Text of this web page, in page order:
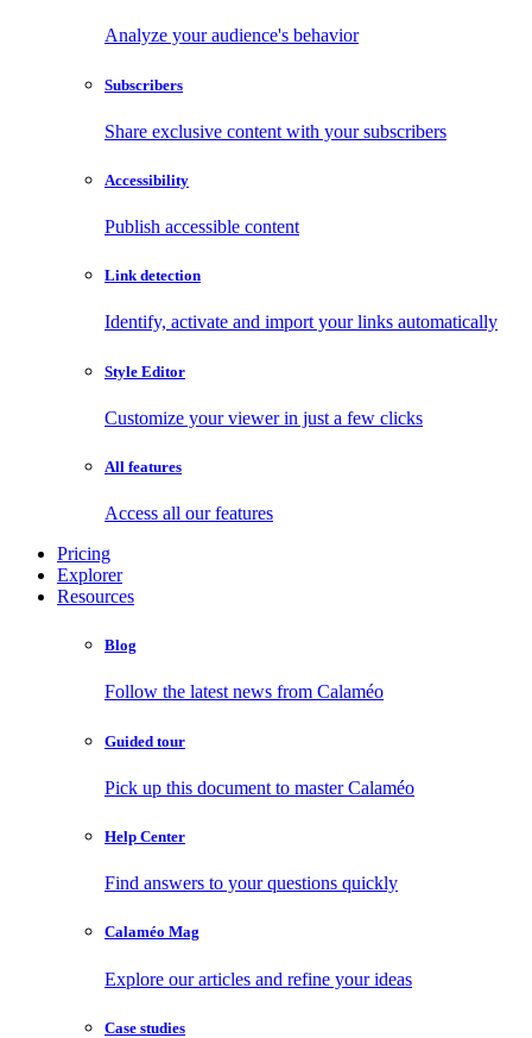
Analyze your audience's behavior
Subscribers
Share exclusive content with your subscribers
Accessibility
Publish accessible content
Link detection
Identify, activate and import your links automatically
Style Editor
Customize your viewer in just a few clicks
All features
Access all our features
Pricing
Explorer
Resources
Blog
Follow the latest news from Calaméo
Guided tour
Pick up this document to master Calaméo
Help Center
Find answers to your questions quickly
Calaméo Mag
Explore our articles and refine your ideas
Case studies